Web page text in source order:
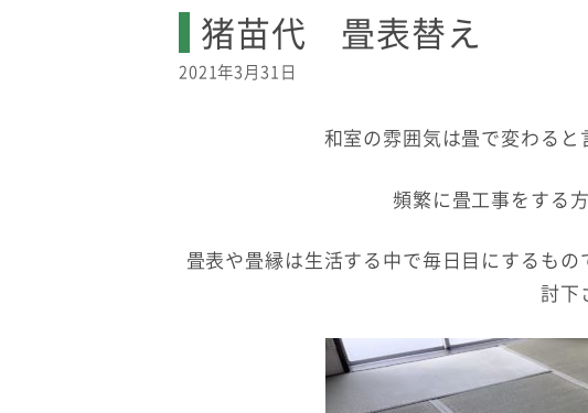
猪苗代 畳表替え
2021年3月31日
和室の雰囲気は畳で変わると
頻繁に畳工事をする
畳表や畳縁は生活する中で毎日目にするも
討下